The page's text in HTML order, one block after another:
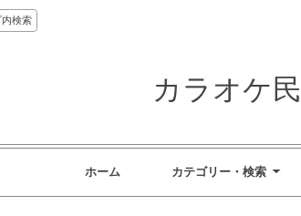
検索
カラオケ
ホーム カテゴリー・検索